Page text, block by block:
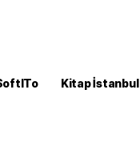
Kitap İstanbul